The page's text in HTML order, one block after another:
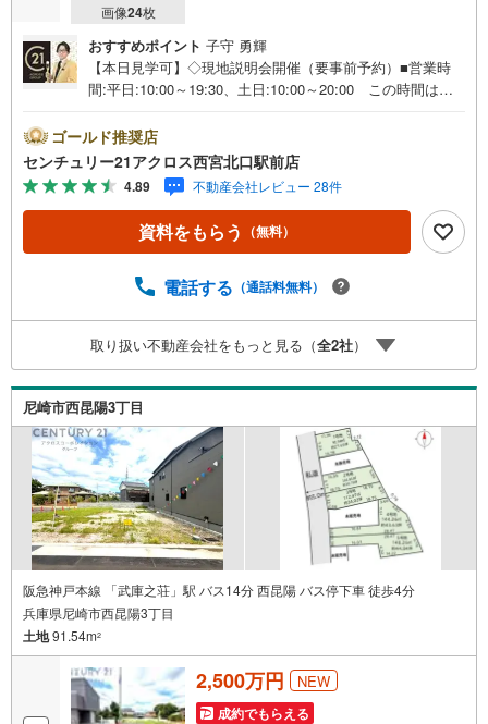
画像24枚
おすすめポイント 子守 勇輝
【本日見学可】◇現地説明会開催（要事前予約）■営業時
間:平日:10:00～19:30、土日:10:00～20:00 この時間はお
件ございません。お好みの工務店で建築が可能です。阪急
神戸線「武庫之荘」駅まで徒歩15分です。＝＝センチュリ
ー21アクロスグループの3つの特徴＝＝＝■センチュリー21
グループで28年連続No.1（1997年～2024年兵庫地区仲介実
績） 尼崎・伊丹・西宮・宝塚にて8店舗展開中。阪神間で
の購入や売却は当店にお任せ下さい■お客様駐車場、キッズ
お越しも大歓迎です。 お子様連れでもご安心ください。■
万円台の新築戸建や、1000万円台の中古マンションを始め
多数物件を取り扱っています。Yahoo！不動産に掲載しき
れない物件もご紹介できます。お気軽にお問合せくださ
い。弊社ホームページへは「C21アクロス」で検索！
ゴールド推奨店
センチュリー21アクロス西宮北口駅前店
4.89 不動産会社レビュー 28件
資料をもらう （無料）
電話する （通話料無料）
取り扱い不動産会社をもっと見る（全2社）
尼崎市西昆陽3丁目
阪急神戸本線 「武庫之荘」駅 バス14分 西昆陽 バス停下車 徒歩4分
兵庫県尼崎市西昆陽3丁目
土地91.54m2
2,500万円 NEW
成約でもらえる